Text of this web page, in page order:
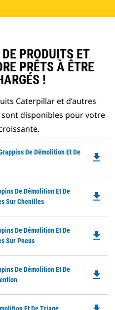
PRODUITS ET
PRÊTS À ÊTRE
!
Caterpillar et d’autres
disponibles pour votre
De Démolition Et De
file_download
De Démolition Et De
Sur Chenilles
file_download
De Démolition Et De
Sur Pneus
file_download
De Démolition Et De
file_download